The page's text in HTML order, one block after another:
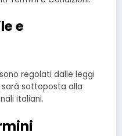
e
regolati dalle leggi
sarà sottoposta alla
italiani.